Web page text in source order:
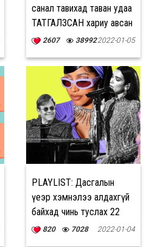
санал тавихад таван удаа
ТАТГАЛЗСАН хариу авсан
2607 389922022-01-05
PLAYLIST: Дасгалын
үеэр хэмнэлээ алдахгүй
байхад чинь туслах 22
дуу820 7028 2022-01-04